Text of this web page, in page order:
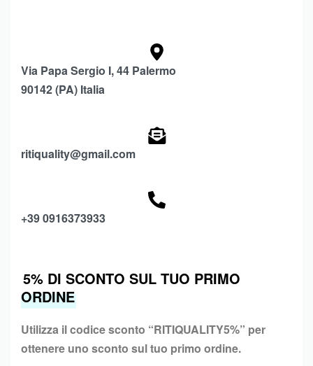
Via Papa Sergio I, 44 Palermo
90142 (PA) Italia
ritiquality@gmail.com
+39 0916373933
5% DI SCONTO SUL TUO PRIMO
ORDINE
Utilizza il codice sconto “RITIQUALITY5%” per
ottenere uno sconto sul tuo primo ordine.